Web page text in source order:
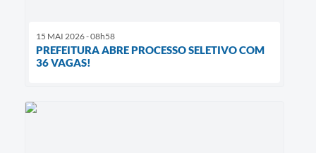
15 MAI 2026 - 08h58
PREFEITURA ABRE PROCESSO SELETIVO COM
36 VAGAS!